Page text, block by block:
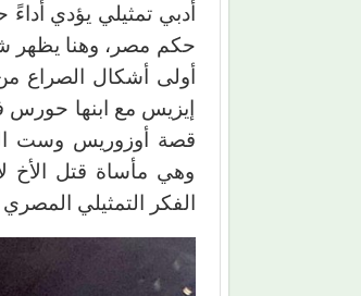
أدبي تمثيلي يؤدي
حكم مصر، وهنا يظهر
أولى أشكال
إيزيس مع ابنها
قصة أوزوريس وست
وهي مأساة قتل الأخ
الفكر التمثيلي